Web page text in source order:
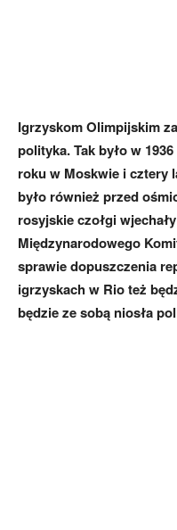
Igrzyskom Olimpijskim
polityka. Tak było w
roku w Moskwie i cztery
było również przed
rosyjskie czołgi
Międzynarodowego
sprawie dopuszczenia
igrzyskach w Rio też
będzie ze sobą niosła